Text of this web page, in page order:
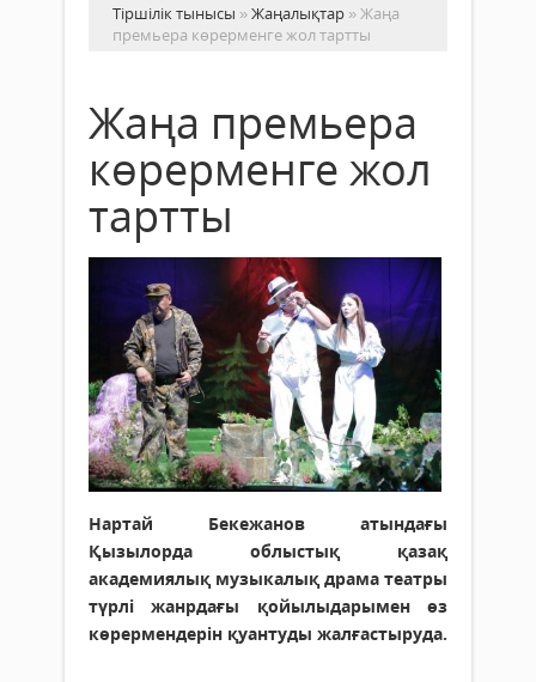
Тіршілік тынысы »Жаңалықтар » Жаңа
премьера көрерменге жол тартты
Жаңа премьера
көрерменге жол
тартты
Нартай Бекежанов атындағы
Қызылорда облыстық қазақ
академиялық музыкалық драма театры
түрлі жанрдағы қойылыдарымен өз
көрермендерін қуантуды жалғастыруда.